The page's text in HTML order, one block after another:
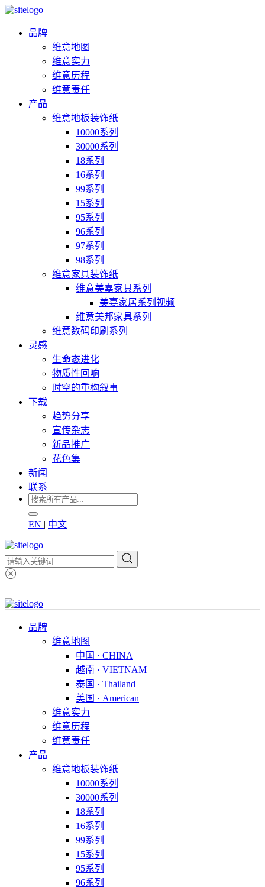
品牌
维意地图
维意实力
维意历程
维意责任
产品
维意地板装饰纸
10000系列
30000系列
18系列
16系列
99系列
15系列
95系列
96系列
97系列
98系列
维意家具装饰纸
维意美嘉家具系列
美嘉家居系列视频
维意美邦家具系列
维意数码印刷系列
灵感
生命态进化
物质性回响
时空的重构叙事
下载
趋势分享
宣传杂志
新品推广
花色集
新闻
联系
EN | 中文
品牌
维意地图
中国 · CHINA
越南 · VIETNAM
泰国 · Thailand
美国 · American
维意实力
维意历程
维意责任
产品
维意地板装饰纸
10000系列
30000系列
18系列
16系列
99系列
15系列
95系列
96系列